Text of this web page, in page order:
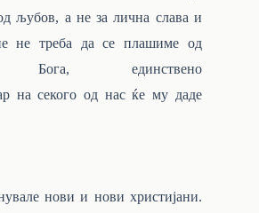
љубов, а не за лична слава и
не треба да се плашиме од
единствено
на секого од нас ќе му даде
нови и нови христијани.